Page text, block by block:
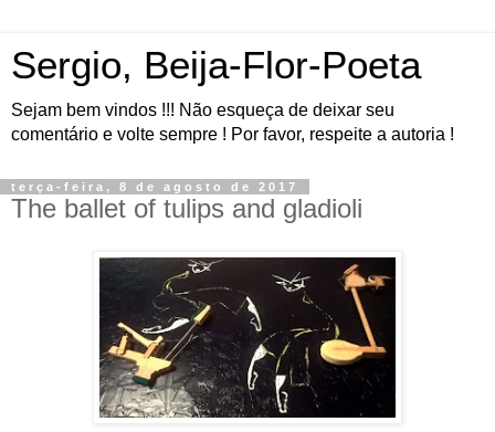
Sergio, Beija-Flor-Poeta
Sejam bem vindos !!! Não esqueça de deixar seu
comentário e volte sempre ! Por favor, respeite a autoria !
terça-feira, 8 de agosto de 2017
The ballet of tulips and gladioli